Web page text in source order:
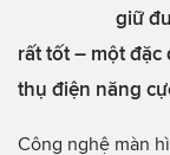
giữ
rất tốt – một đặc
thụ điện năng
Công nghệ màn